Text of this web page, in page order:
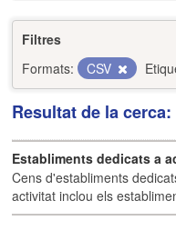
Filtres
Formats:
CSV
Resultat de la
Establiments dedicats a
Cens d'establiments
activitat inclou els